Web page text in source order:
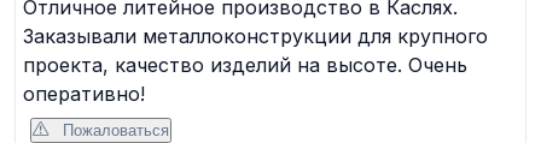
Отличное литейное производство в Каслях.
Заказывали металлоконструкции для крупного
проекта, качество изделий на высоте. Очень
оперативно!
Пожаловаться